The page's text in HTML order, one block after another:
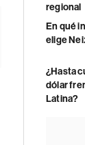
regional
En qué
elige
¿Hasta
dólar
Latina?